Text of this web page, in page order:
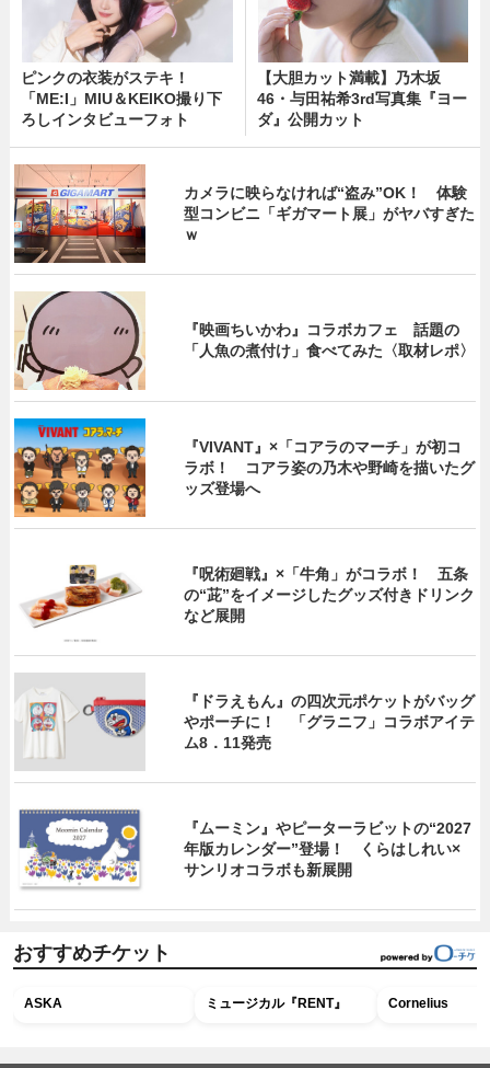
ピンクの衣装がステキ！
「ME:I」MIU＆KEIKO撮り下
ろしインタビューフォト
【大胆カット満載】乃木坂
46・与田祐希3rd写真集『ヨー
ダ』公開カット
カメラに映らなければ“盗み”OK！ 体験
型コンビニ「ギガマート展」がヤバすぎた
ｗ
『映画ちいかわ』コラボカフェ 話題の
「人魚の煮付け」食べてみた〈取材レポ〉
『VIVANT』×「コアラのマーチ」が初コ
ラボ！ コアラ姿の乃木や野崎を描いたグ
ッズ登場へ
『呪術廻戦』×「牛角」がコラボ！ 五条
の“茈”をイメージしたグッズ付きドリンク
など展開
『ドラえもん』の四次元ポケットがバッグ
やポーチに！ 「グラニフ」コラボアイテ
ム8．11発売
『ムーミン』やピーターラビットの“2027
年版カレンダー”登場！ くらはしれい×
サンリオコラボも新展開
おすすめチケット
ASKA ミュージカル『RENT』 Cornelius